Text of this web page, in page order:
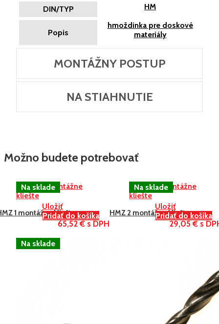
DIN/TYP HM
Popis
hmoždinka pre doskové
materiály
MONTÁŽNY POSTUP
NA STIAHNUTIE
Možno budete potrebovať
Uložiť
Pridať do košíka
1 montážne kliešte
65,52 € s DPH
Uložiť
Pridať do košíka
HMZ 2 montážne kliešte
29,05 € s